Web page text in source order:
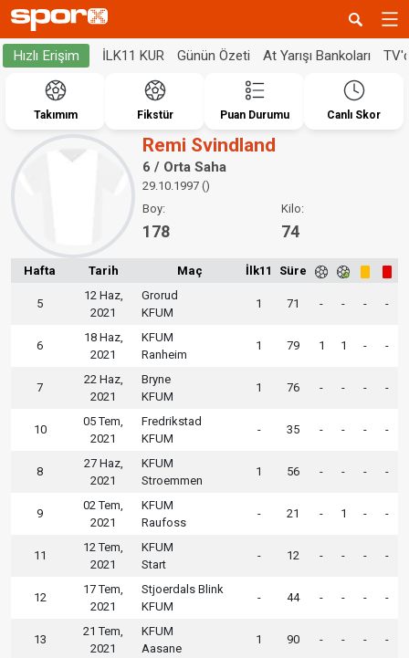
Hızlı Erişim İLK11 KUR Günün Özeti At Yarışı Bankoları
Takımım Fikstür Puan Durumu Canlı Skor
Remi Svindland
6 / Orta Saha
29.10.1997 ()
Boy:
178
Kilo:
74
Hafta Tarih Maç İlk11 Süre
5
12 Haz,
2021
Grorud
KFUM
1 71 - - - -
6
18 Haz,
2021
KFUM
Ranheim
1 79 1 1 - -
7
22 Haz,
2021
Bryne
KFUM
1 76 - - - -
10
05 Tem,
2021
Fredrikstad
KFUM
- 35 - - - -
8
27 Haz,
2021
KFUM
Stroemmen
1 56 - - - -
9
02 Tem,
2021
KFUM
Raufoss
- 21 - 1 - -
11
12 Tem,
2021
KFUM
Start
- 12 - - - -
12
17 Tem,
2021
Stjoerdals Blink
KFUM
- 44 - - - -
13
21 Tem,
2021
KFUM
Aasane
1 90 - - - -